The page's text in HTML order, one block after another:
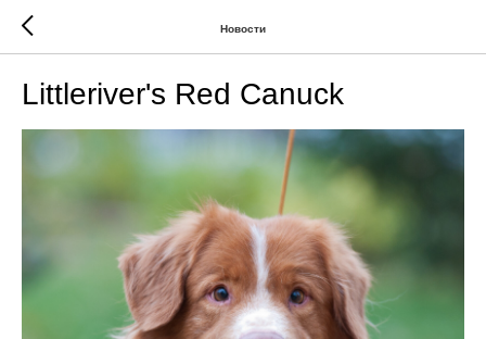
Новости
Littleriver's Red Canuck